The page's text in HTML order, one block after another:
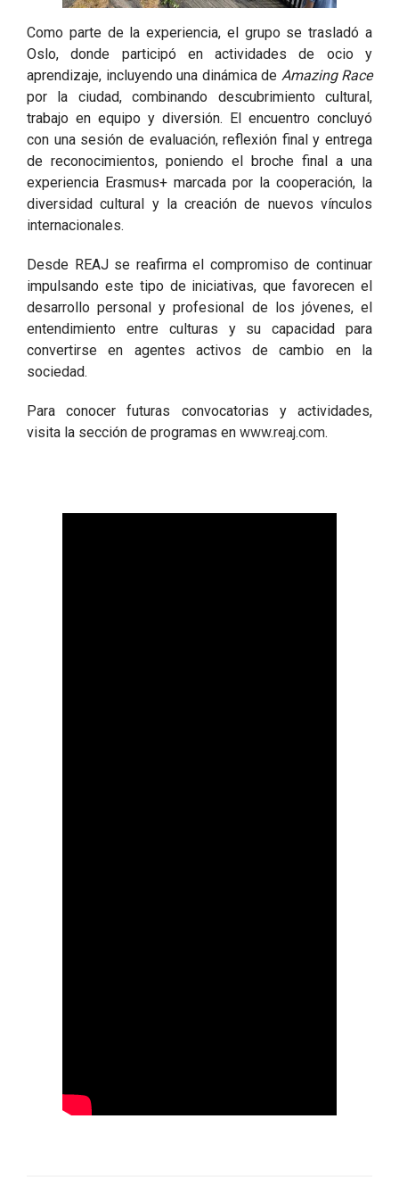
Como parte de la experiencia, el grupo se trasladó a
Oslo, donde participó en actividades de ocio y
aprendizaje, incluyendo una dinámica de Amazing Race
por la ciudad, combinando descubrimiento cultural,
trabajo en equipo y diversión. El encuentro concluyó
con una sesión de evaluación, reflexión final y entrega
de reconocimientos, poniendo el broche final a una
experiencia Erasmus+ marcada por la cooperación, la
diversidad cultural y la creación de nuevos vínculos
internacionales.
Desde REAJ se reafirma el compromiso de continuar
impulsando este tipo de iniciativas, que favorecen el
desarrollo personal y profesional de los jóvenes, el
entendimiento entre culturas y su capacidad para
convertirse en agentes activos de cambio en la
sociedad.
Para conocer futuras convocatorias y actividades,
visita la sección de programas en www.reaj.com.